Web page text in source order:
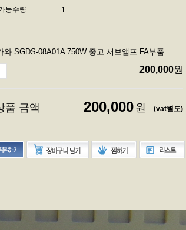
능수량
1
와 SGDS-08A01A 750W 중고 서보앰프 FA부품
200,000원
품 금액 200,000 원 (vat별도)